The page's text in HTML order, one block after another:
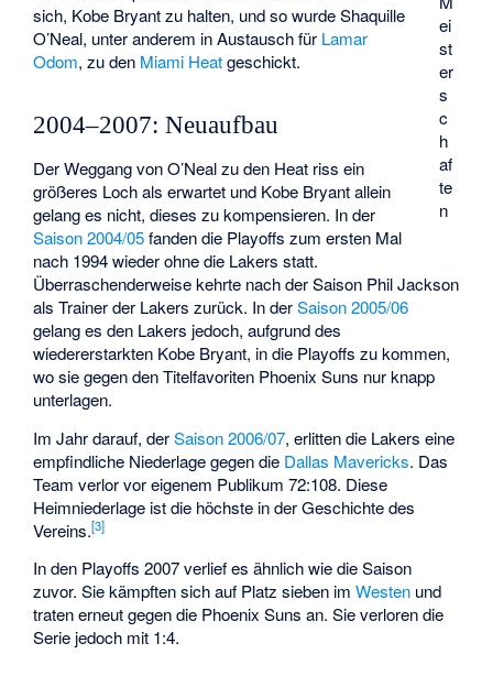
ei
st
er
s
c
h
af
te
n
sich, Kobe Bryant zu halten, und so wurde Shaquille
O’Neal, unter anderem in Austausch für Lamar
Odom, zu den Miami Heatgeschickt.
2004–2007: Neuaufbau
Der Weggang von O’Neal zu den Heat riss ein
größeres Loch als erwartet und Kobe Bryant allein
gelang es nicht, dieses zu kompensieren. In der
Saison 2004/05fanden die Playoffs zum ersten Mal
nach 1994 wieder ohne die Lakers statt.
Überraschenderweise kehrte nach der Saison Phil Jackson
als Trainer der Lakers zurück. In derSaison 2005/06
gelang es den Lakers jedoch, aufgrund des
wiedererstarkten Kobe Bryant, in die Playoffs zu kommen,
wo sie gegen den Titelfavoriten Phoenix Suns nur knapp
unterlagen.
Im Jahr darauf, derSaison 2006/07, erlitten die Lakers eine
empfindliche Niederlage gegen die Dallas Mavericks. Das
Team verlor vor eigenem Publikum 72:108. Diese
Heimniederlage ist die höchste in der Geschichte des
Vereins.[3]
In den Playoffs 2007 verlief es ähnlich wie die Saison
zuvor. Sie kämpften sich auf Platz sieben imWesten und
traten erneut gegen die Phoenix Suns an. Sie verloren die
Serie jedoch mit 1:4.